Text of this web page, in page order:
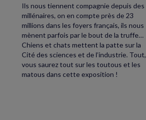
Ils nous tiennent compagnie depuis des
millénaires, on en compte près de 23
millions dans les foyers français, ils nous
mènent parfois par le bout de la truffe…
Chiens et chats mettent la patte sur la
Cité des sciences et de l’industrie. Tout,
vous saurez tout sur les toutous et les
matous dans cette exposition !